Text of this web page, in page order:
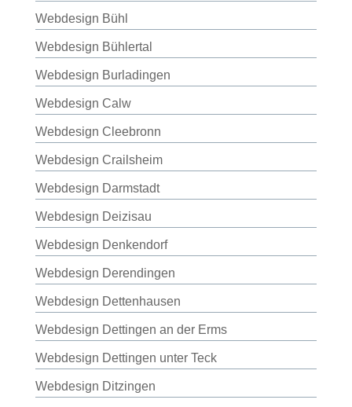
Webdesign Bühl
Webdesign Bühlertal
Webdesign Burladingen
Webdesign Calw
Webdesign Cleebronn
Webdesign Crailsheim
Webdesign Darmstadt
Webdesign Deizisau
Webdesign Denkendorf
Webdesign Derendingen
Webdesign Dettenhausen
Webdesign Dettingen an der Erms
Webdesign Dettingen unter Teck
Webdesign Ditzingen